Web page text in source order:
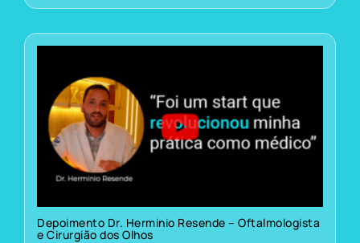
Depoimento Dr. Herminio Resende – Oftalmologista
e Cirurgião dos Olhos